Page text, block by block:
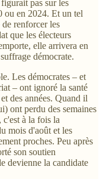
pas sur les
ou en 2024. Et un tel
renforcer les
que les électeurs
elle arrivera en
démocrate.
Les démocrates – et
– ont ignoré la santé
des années. Quand il
ont perdu des semaines
à la fois la
mois d'août et les
proches. Peu après
son soutien
devienne la candidate